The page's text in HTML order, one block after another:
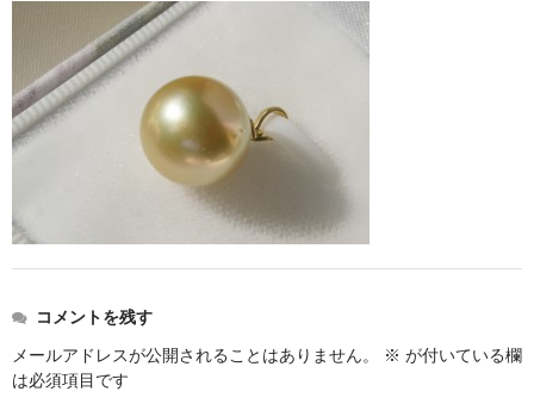
メディア掲載
ブログ
お問い合わせ
コメントを残す
メールアドレスが公開されることはありません。
※ が付いている欄
は必須項目です